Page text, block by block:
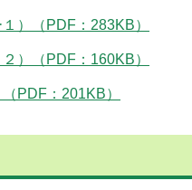
）（PDF：283KB）
）（PDF：160KB）
PDF：201KB）